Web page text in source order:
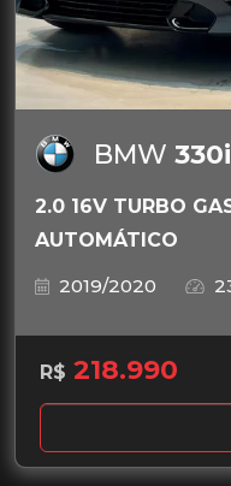
BMW 330i
2.0 16V TURBO
AUTOMÁTICO
2019/2020
R$ 218.990